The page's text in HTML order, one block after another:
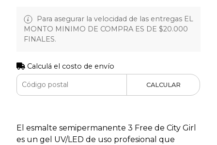
Para asegurar la velocidad de las entregas EL
MONTO MINIMO DE COMPRA ES DE $20.000
FINALES.
Calculá el costo de envío
CALCULAR
El esmalte semipermanente 3 Free de City Girl
es un gel UV/LED de uso profesional que